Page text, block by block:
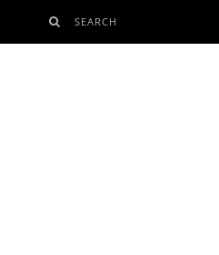
TO
SEARCH